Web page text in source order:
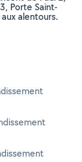
Porte Saint-
alentours.